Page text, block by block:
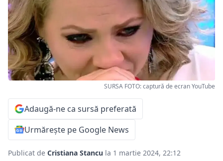
SURSA FOTO: captură de ecran YouTube
Adaugă-ne ca sursă preferată
Urmărește pe Google News
Publicat de Cristiana Stancu la 1 martie 2024, 22:12